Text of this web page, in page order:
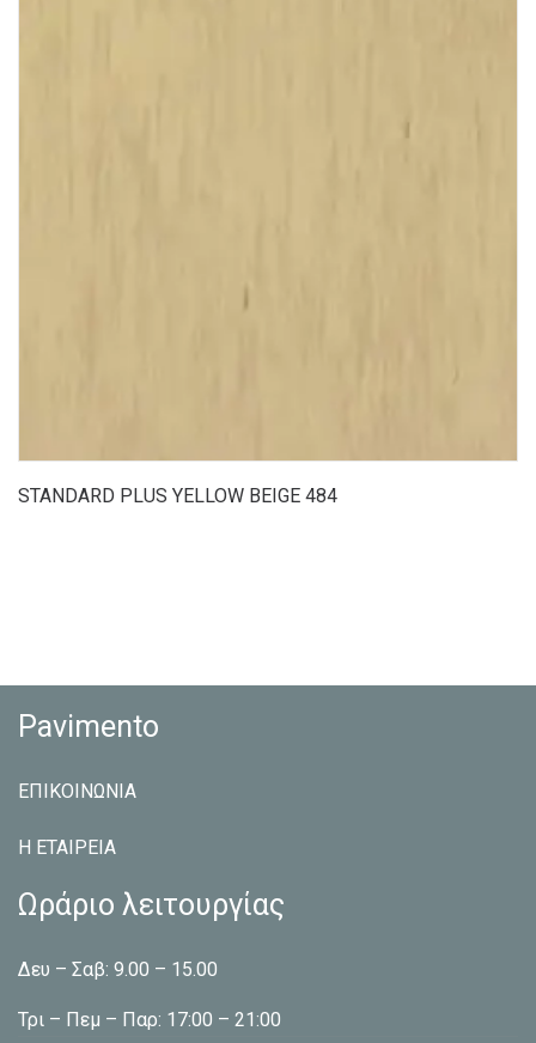
STANDARD PLUS YELLOW BEIGE 484
Pavimento
ΕΠΙΚΟΙΝΩΝΙΑ
Η ΕΤΑΙΡEΙΑ
Ωράριο λειτουργίας
Δευ – Σαβ: 9.00 – 15.00
Τρι – Πεμ – Παρ: 17:00 – 21:00